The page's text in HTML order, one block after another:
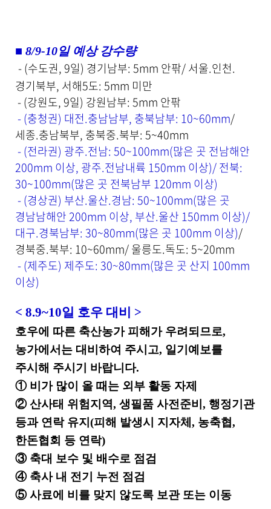
일
내
용
제
공
니
■ 8/9-10일 예상 강수량
- (수도권, 9일) 경기남부: 5mm 안팎/ 서울.인천.
경기북부, 서해5도: 5mm 미만
- (강원도, 9일) 강원남부: 5mm 안팎
- (충청권) 대전.충남남부, 충북남부: 10~60mm/
세종.충남북부, 충북중.북부: 5~40mm
- (전라권) 광주.전남: 50~100mm(많은 곳 전남해안
200mm 이상, 광주.전남내륙 150mm 이상)/ 전북:
30~100mm(많은 곳 전북남부 120mm 이상)
- (경상권) 부산.울산.경남: 50~100mm(많은 곳
경남남해안 200mm 이상, 부산.울산 150mm 이상)/
대구.경북남부: 30~80mm(많은 곳 100mm 이상)/
경북중.북부: 10~60mm/ 울릉도.독도: 5~20mm
- (제주도) 제주도: 30~80mm(많은 곳 산지 100mm
이상)
< 8.9~10일 호우 대비 >
호우에 따른 축산농가 피해가 우려되므로,
농가에서는 대비하여 주시고, 일기예보를
주시해 주시기 바랍니다.
① 비가 많이 올 때는 외부 활동 자제
②산사태 위험지역, 생필품 사전준비 , 행정기관
등과 연락 유지 (피해 발생시 지자체 , 농축협,
한돈협회 등 연락)
③ 축대 보수 및 배수로 점검
④ 축사 내 전기 누전 점검
⑤사료에 비를 맞지 않도록 보관 또는 이동